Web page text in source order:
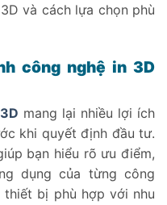
và cách lựa chọn phù
công nghệ in 3D
mang lại nhiều lợi ích
khi quyết định đầu tư.
bạn hiểu rõ ưu điểm,
dụng của từng công
bị phù hợp với nhu